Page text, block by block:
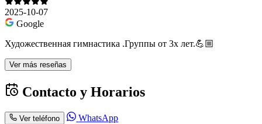
2025-10-07
Google
Художественная гимнастика .Группы от 3х лет.💪🏼
Ver más reseñas
Contacto y Horarios
Ver teléfono
WhatsApp